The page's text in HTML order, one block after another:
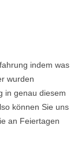
indem was
wurden
in genau diesem
können Sie uns
an Feiertagen